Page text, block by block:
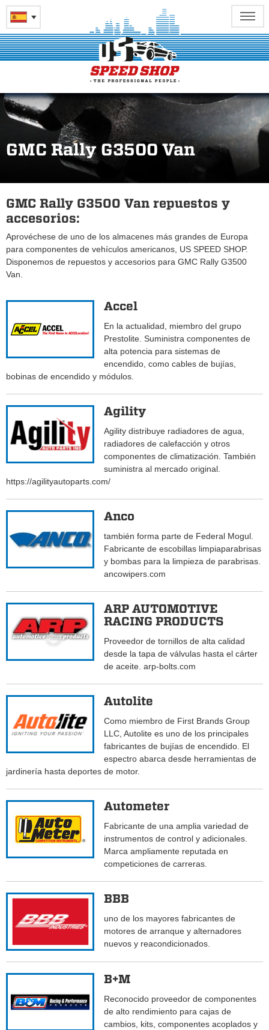
GMC Rally G3500 Van
GMC Rally G3500 Van repuestos y
accesorios:
Aprovéchese de uno de los almacenes más grandes de Europa
para componentes de vehículos americanos, US SPEED SHOP.
Disponemos de repuestos y accesorios para GMC Rally G3500
Van.
Accel
En la actualidad, miembro del grupo
Prestolite. Suministra componentes de
alta potencia para sistemas de
encendido, como cables de bujías,
bobinas de encendido y módulos.
Agility
Agility distribuye radiadores de agua,
radiadores de calefacción y otros
componentes de climatización. También
suministra al mercado original.
https://agilityautoparts.com/
Anco
también forma parte de Federal Mogul.
Fabricante de escobillas limpiaparabrisas
y bombas para la limpieza de parabrisas.
ancowipers.com
ARP AUTOMOTIVE
RACING PRODUCTS
Proveedor de tornillos de alta calidad
desde la tapa de válvulas hasta el cárter
de aceite. arp-bolts.com
Autolite
Como miembro de First Brands Group
LLC, Autolite es uno de los principales
fabricantes de bujías de encendido. El
espectro abarca desde herramientas de
jardinería hasta deportes de motor.
Autometer
Fabricante de una amplia variedad de
instrumentos de control y adicionales.
Marca ampliamente reputada en
competiciones de carreras.
BBB
uno de los mayores fabricantes de
motores de arranque y alternadores
nuevos y reacondicionados.
B+M
Reconocido proveedor de componentes
de alto rendimiento para cajas de
cambios, kits, componentes acoplados y